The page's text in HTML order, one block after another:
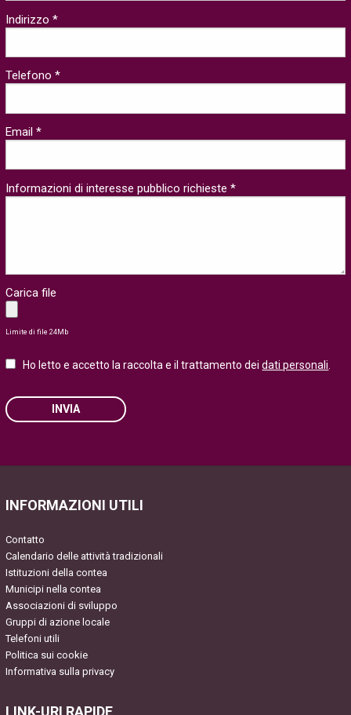
Indirizzo *
Telefono *
Email *
Informazioni di interesse pubblico richieste *
Carica file
Limite di file 24Mb
Ho letto e accetto la raccolta e il trattamento deidati personali.
INVIA
INFORMAZIONI UTILI
Contatto
Calendario delle attività tradizionali
Istituzioni della contea
Municipi nella contea
Associazioni di sviluppo
Gruppi di azione locale
Telefoni utili
Politica sui cookie
Informativa sulla privacy
LINK-URI RAPIDE